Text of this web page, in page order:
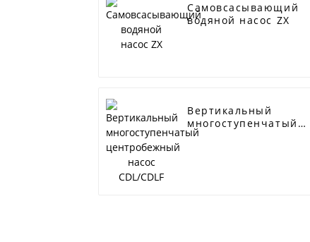
Самовсасывающий
водяной насос ZX
Вертикальный
многоступенчатый
центробежный насос